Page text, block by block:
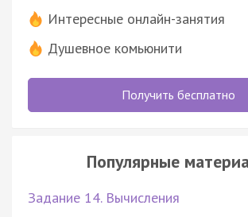
Интересные онлайн-занятия
Душевное комьюнити
Получить бесплатно
Популярные
Задание 14. Вычисления